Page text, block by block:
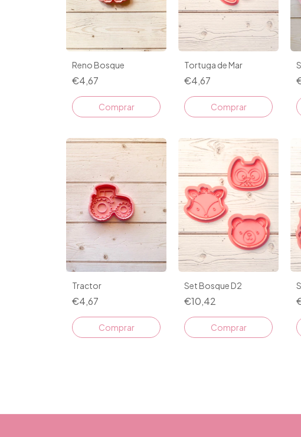
Reno Bosque
€4,67
Comprar
Tortuga de Mar
€4,67
Comprar
Tractor
€4,67
Comprar
Set Bosque D2
€10,42